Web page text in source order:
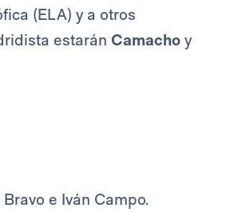
(ELA) y a otros
estarán Camacho y
e Iván Campo.